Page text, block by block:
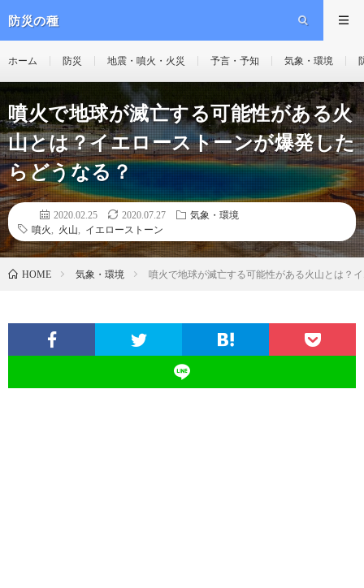
防災の種
ホーム 防災 地震・噴火・火災 予言・予知 気象・環境
噴火で地球が滅亡する可能性がある火
山とは？イエローストーンが爆発した
らどうなる？
2020.02.25 2020.07.27
気象・環境
噴火
火山 イエローストーン
HOME 気象・環境 噴火で地球が滅亡する可能性がある火山とは？